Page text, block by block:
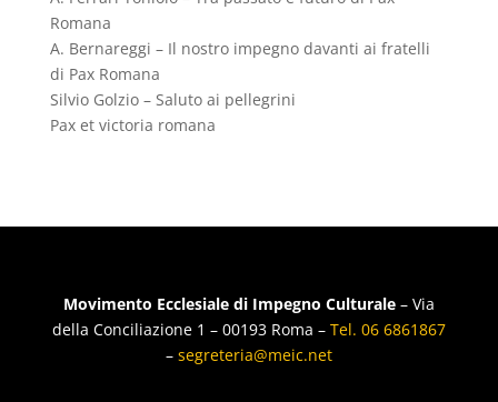
Romana
A. Bernareggi – Il nostro impegno davanti ai fratelli
di Pax Romana
Silvio Golzio – Saluto ai pellegrini
Pax et victoria romana
Movimento Ecclesiale di Impegno Culturale– Via
della Conciliazione 1 – 00193 Roma – Tel. 06 6861867
– segreteria@meic.net